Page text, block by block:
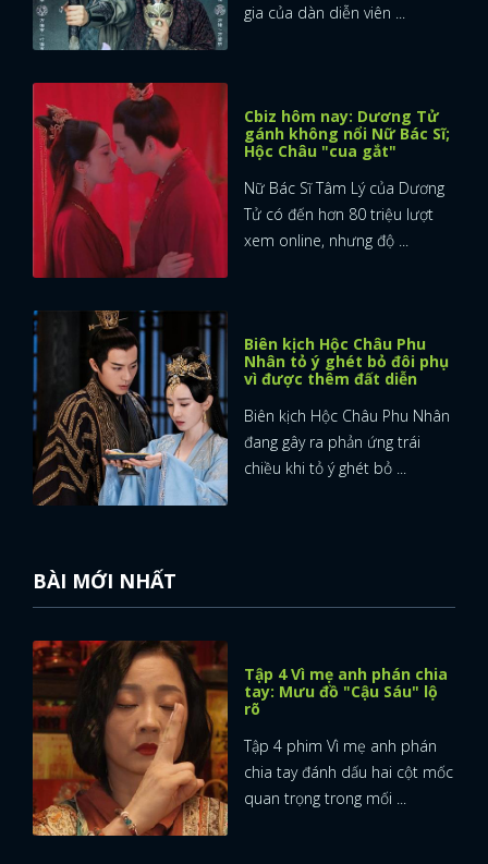
gia của dàn diễn viên ...
Cbiz hôm nay: Dương Tử
gánh không nổi Nữ Bác Sĩ;
Hộc Châu "cua gắt"
Nữ Bác Sĩ Tâm Lý của Dương
Tử có đến hơn 80 triệu lượt
xem online, nhưng độ ...
Biên kịch Hộc Châu Phu
Nhân tỏ ý ghét bỏ đôi phụ
vì được thêm đất diễn
Biên kịch Hộc Châu Phu Nhân
đang gây ra phản ứng trái
chiều khi tỏ ý ghét bỏ ...
BÀI MỚI NHẤT
Tập 4 Vì mẹ anh phán chia
tay: Mưu đồ "Cậu Sáu" lộ
rõ
Tập 4 phim Vì mẹ anh phán
chia tay đánh dấu hai cột mốc
quan trọng trong mối ...